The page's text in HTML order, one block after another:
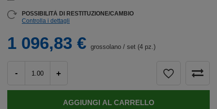
1 096,83 € grossolano / set (4 pz.)
- +
AGGIUNGI AL CARRELLO
POSSIBILITÀ DI RESTITUZIONE/CAMBIO
Controlla i dettagli